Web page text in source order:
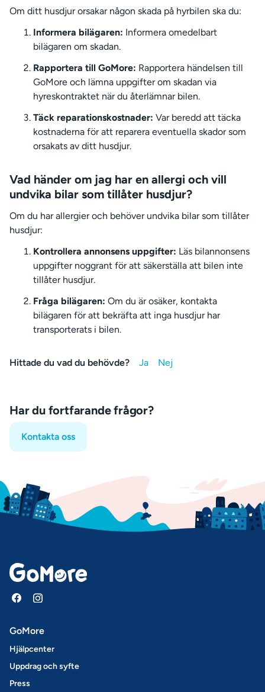
Om ditt husdjur orsakar någon skada på hyrbilen ska du:
Informera bilägaren: Informera omedelbart
bilägaren om skadan.
Rapportera till GoMore: Rapportera händelsen till
GoMore och lämna uppgifter om skadan via
hyreskontraktet när du återlämnar bilen.
Täck reparationskostnader: Var beredd att täcka
kostnaderna för att reparera eventuella skador som
orsakats av ditt husdjur.
Vad händer om jag har en allergi och vill
undvika bilar som tillåter husdjur?
Om du har allergier och behöver undvika bilar som tillåter
husdjur:
Kontrollera annonsens uppgifter: Läs bilannonsens
uppgifter noggrant för att säkerställa att bilen inte
tillåter husdjur.
Fråga bilägaren: Om du är osäker, kontakta
bilägaren för att bekräfta att inga husdjur har
transporterats i bilen.
Hittade du vad du behövde?
Har du fortfarande frågor?
Kontakta oss
GoMore
Hjälpcenter
Uppdrag och syfte
Press